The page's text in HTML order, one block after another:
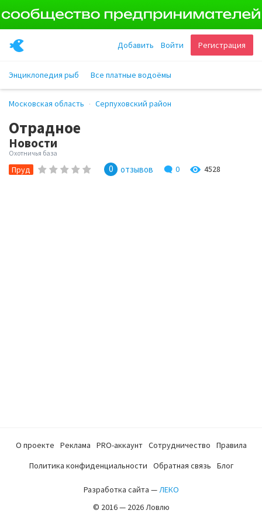
Регистрация
Войти
Добавить
Энциклопедия рыб Все платные водоёмы
Московская область Серпуховский район
Отрадное
Новости
Охотничья база
Пруд 0 отзывов 0 4528
О проекте Реклама PRO-аккаунт Сотрудничество
Правила
Политика конфиденциальности
Обратная связь Блог
Разработка сайта —ЛЕКО
© 2016 — 2026 Ловлю